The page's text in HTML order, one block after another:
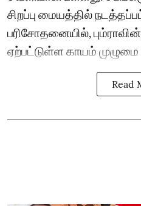
சிறப்பு மையத்தில்
பரிசோதனையில்,
ஏற்பட்டுள்ள காயம் முழுமை ...
Read